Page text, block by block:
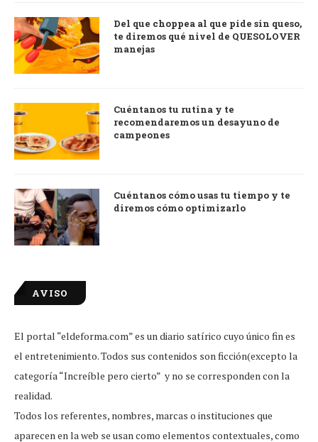
Del que choppea al que pide sin queso,
te diremos qué nivel de QUESOLOVER
manejas
Cuéntanos tu rutina y te
recomendaremos un desayuno de
campeones
Cuéntanos cómo usas tu tiempo y te
diremos cómo optimizarlo
AVISO
El portal “eldeforma.com” es un diario satírico cuyo único fin es
el entretenimiento. Todos sus contenidos son ficción(excepto la
categoría “Increíble pero cierto” y no se corresponden con la
realidad.
Todos los referentes, nombres, marcas o instituciones que
aparecen en la web se usan como elementos contextuales, como